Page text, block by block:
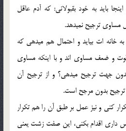
بايد به خود بقبولاني: كه آدم عاقل
مساوي ترجيح نميدهد.
خانه ات بيايد و احتمال هم ميدهي كه
قوت و ضعف مساوي اند و با اينكه مساوي
جهت ترجيح ميدهي؟ و از ترجيح آن
ترجيح بدون مرجح است.
كني و نيز عمل بر طبق آن را هم تكرار
داري اقدام بكني، اين صفت زشت يعني